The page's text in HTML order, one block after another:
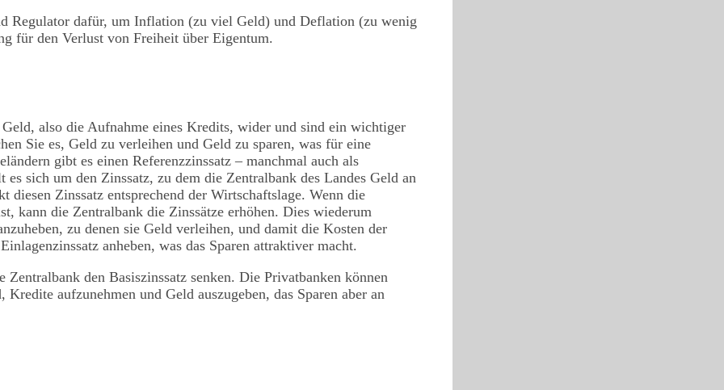
Regulator dafür, um Inflation (zu viel Geld) und Deflation (zu wenig
für den Verlust von Freiheit über Eigentum.
also die Aufnahme eines Kredits, wider und sind ein wichtiger
Sie es, Geld zu verleihen und Geld zu sparen, was für eine
gibt es einen Referenzzinssatz – manchmal auch als
sich um den Zinssatz, zu dem die Zentralbank des Landes Geld an
Zinssatz entsprechend der Wirtschaftslage. Wenn die
kann die Zentralbank die Zinssätze erhöhen. Dies wiederum
zu denen sie Geld verleihen, und damit die Kosten der
anheben, was das Sparen attraktiver macht.
den Basiszinssatz senken. Die Privatbanken können
aufzunehmen und Geld auszugeben, das Sparen aber an